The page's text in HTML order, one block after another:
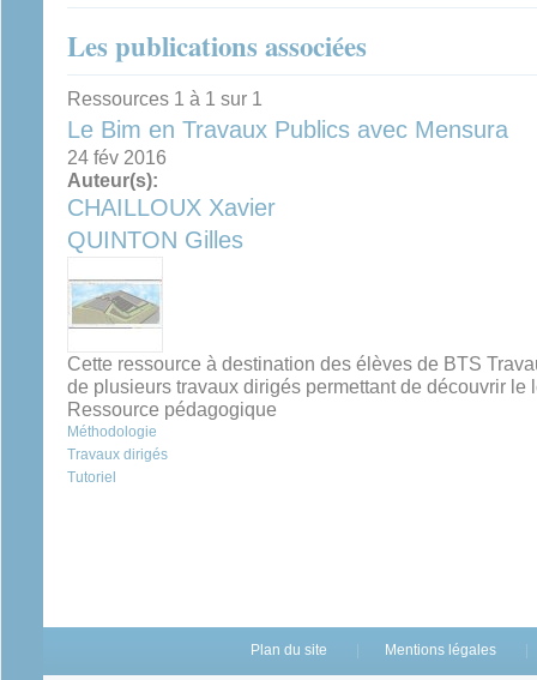
Les publications associées
Ressources 1 à 1 sur 1
Le Bim en Travaux Publics avec Mensura
24 fév 2016
Auteur(s):
CHAILLOUX Xavier
QUINTON Gilles
Cette ressource à destination des élèves de BTS
de plusieurs travaux dirigés permettant de découvrir le
Ressource pédagogique
Méthodologie
Travaux dirigés
Tutoriel
Plan du site Mentions légales